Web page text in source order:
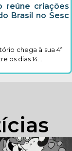
reúne criações
Brasil no Sesc
chega à sua 4ª
os dias 14...